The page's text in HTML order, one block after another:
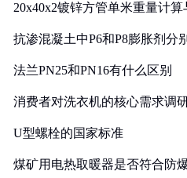
20x40x2镀锌方管单米重量计
抗渗混凝土中P6和P8膨胀剂分
法兰PN25和PN16有什么区别
消费者对洗衣机的核心需求调
U型螺栓的国家标准
煤矿用电热取暖器是否符合防